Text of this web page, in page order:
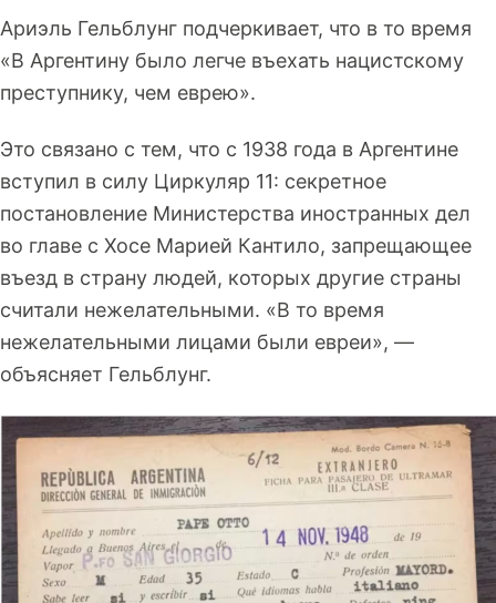
Ариэль Гельблунг подчеркивает, что в то время
«В Аргентину было легче въехать нацистскому
преступнику, чем еврею».
Это связано с тем, что с 1938 года в Аргентине
вступил в силу Циркуляр 11: секретное
постановление Министерства иностранных дел
во главе с Хосе Марией Кантило, запрещающее
въезд в страну людей, которых другие страны
считали нежелательными. «В то время
нежелательными лицами были евреи», —
объясняет Гельблунг.